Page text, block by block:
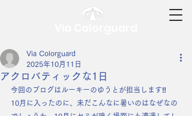
アクロバティックな1日
Via Colorguard
2025年10月11日
今回のブログはルーキーのゆうとが担当します‼︎
10月に入ったのに、未だこんなに暑いのはなぜなの